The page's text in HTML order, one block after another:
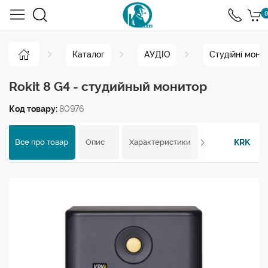
0
Каталог АУДІО Студійні
Rokit 8 G4 - студийный монитор
Код товару:80976
Все про товар Опис Характеристики ВідгукиKRK